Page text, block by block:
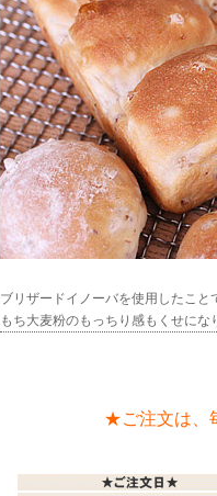
ブリザードイノーバを使用したこ
もち大麦粉のもっちり感もくせにな
★ご注文は、